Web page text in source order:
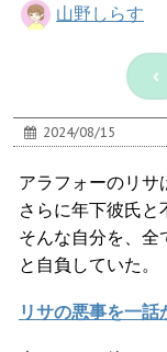
山野しらす
‹
2024/08/15
アラフォーのリサ
さらに年下彼氏と
そんな自分を、全
と自負していた。
リサの悪事を一話